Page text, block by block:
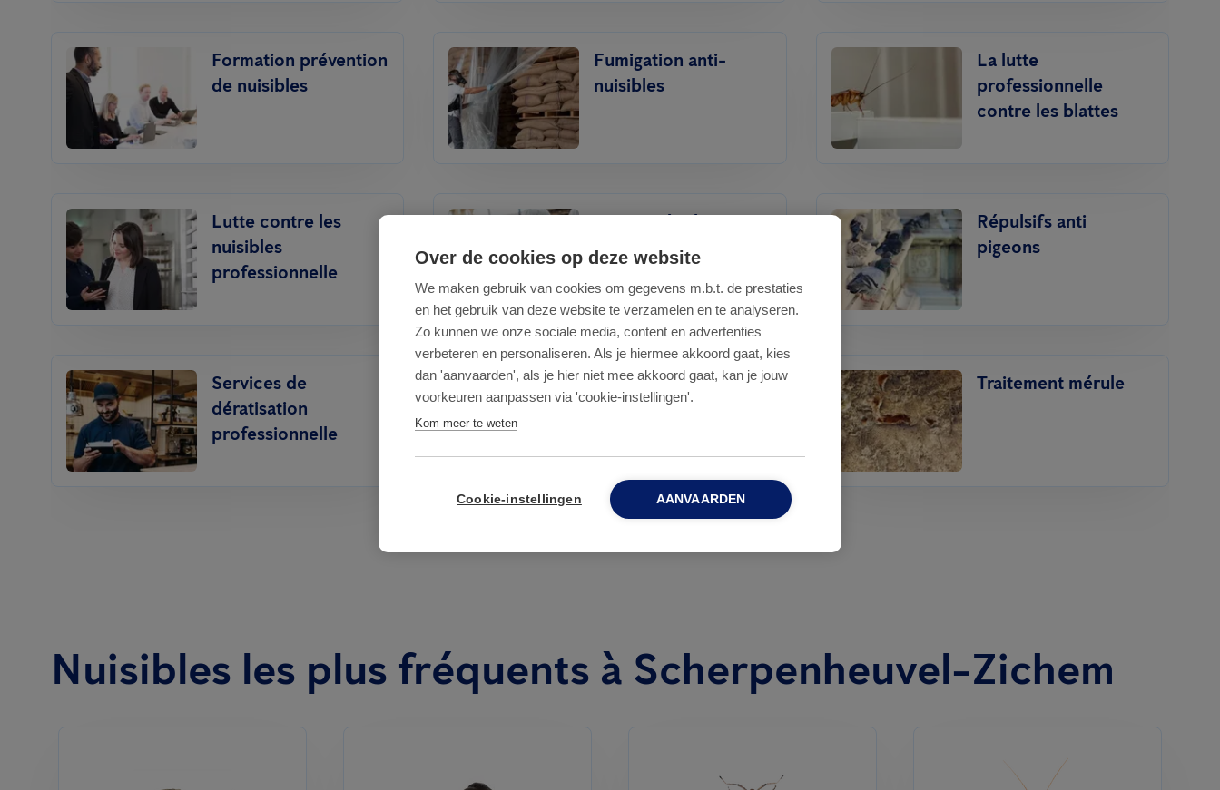
Formation prévention
de nuisibles
Fumigation anti-
nuisibles
La lutte
professionnelle
contre les blattes
Lutte contre les
nuisibles
professionnelle
Lutte intégrée contre
les nuisibles (IPM)
Répulsifs anti
pigeons
Services de
dératisation
professionnelle
Traitement contre les
punaises de lit
Traitement mérule
Nuisibles les plus fréquents à Scherpenheuvel-Zichem
Over de cookies op deze website
We maken gebruik van cookies om gegevens m.b.t. de prestaties
en het gebruik van deze website te verzamelen en te analyseren.
Zo kunnen we onze sociale media, content en advertenties
verbeteren en personaliseren. Als je hiermee akkoord gaat, kies
dan 'aanvaarden', als je hier niet mee akkoord gaat, kan je jouw
voorkeuren aanpassen via 'cookie-instellingen'.
Kom meer te weten
Cookie-instellingen AANVAARDEN